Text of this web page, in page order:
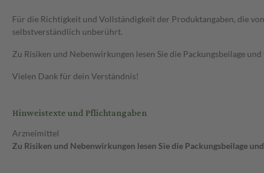
Für die Richtigkeit und Vollständigkeit der Produktangaben, die
selbstverständlich unberührt.
Zu Risiken und Nebenwirkungen lesen Sie die Packungsbeilage
Vielen Dank für dein Verständnis!
Hinweistexte und Pflichtangaben
Arzneimittel
Zu Risiken und Nebenwirkungen lesen Sie die Packungsbeilage